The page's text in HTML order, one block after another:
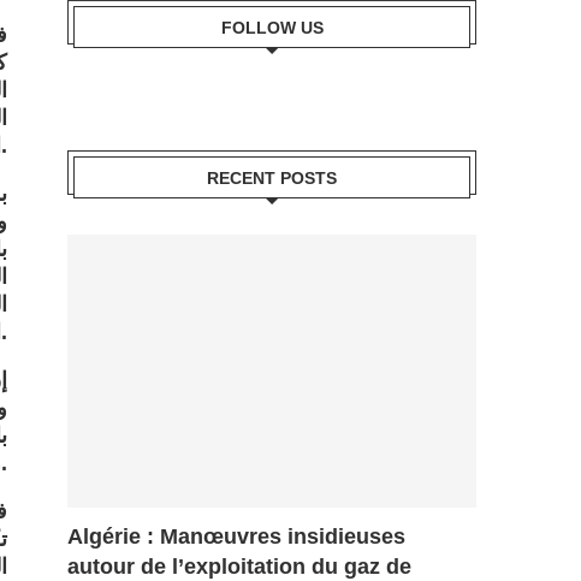
العام.
التعددية المطلقة غير الانتقائية كسبيل أو حد لتحقيق التغيير المنشود في الجزائر.
محاصيل على الصُعد الحزبية والشخصية.
FOLLOW US
RECENT POSTS
Algérie : Manœuvres insidieuses
autour de l’exploitation du gaz de